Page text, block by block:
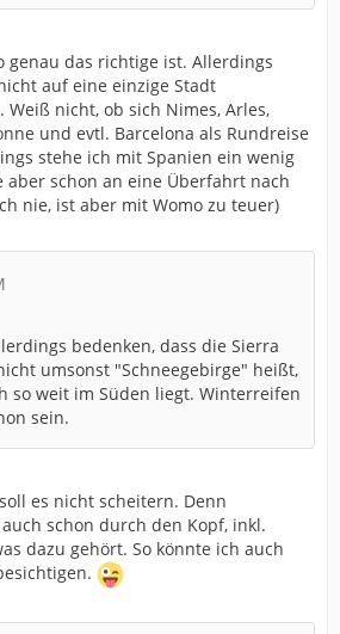
genau das richtige ist. Allerdings
auf eine einzige Stadt
nicht, ob sich Nimes, Arles,
und evtl. Barcelona als Rundreise
stehe ich mit Spanien ein wenig
aber schon an eine Überfahrt nach
nie, ist aber mit Womo zu teuer)
bedenken, dass die Sierra
umsonst "Schneegebirge" heißt,
so weit im Süden liegt. Winterreifen
sein.
es nicht scheitern. Denn
schon durch den Kopf, inkl.
dazu gehört. So könnte ich auch